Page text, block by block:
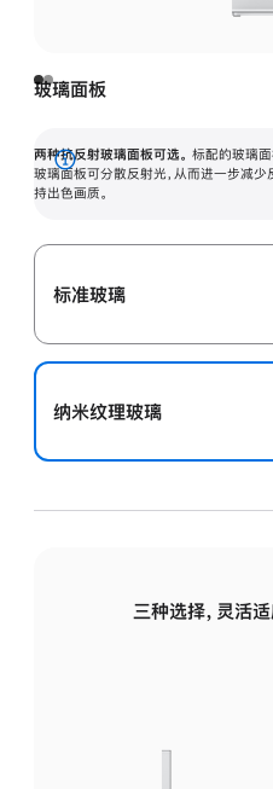
玻璃面板
两种抗反射玻璃面板可选。 标配的玻璃面
玻璃面板可分散反射光，从而进一步减
持出色画质。
展
开
标准玻璃
纳米纹理玻璃
三种选择，灵活